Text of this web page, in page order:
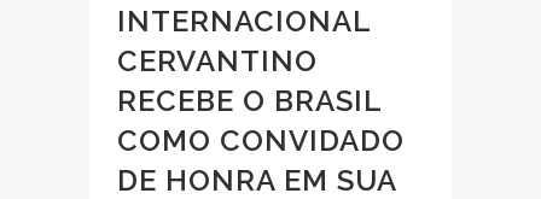
INTERNACIONAL
CERVANTINO
RECEBE O BRASIL
COMO CONVIDADO
DE HONRA EM SUA